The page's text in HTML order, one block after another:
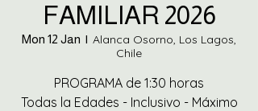
FAMILIAR 2026
Mon 12 Jan
  |
Alanca Osorno, Los Lagos,
Chile
PROGRAMA de 1:30 horas
Todas la Edades - Inclusivo - Máximo